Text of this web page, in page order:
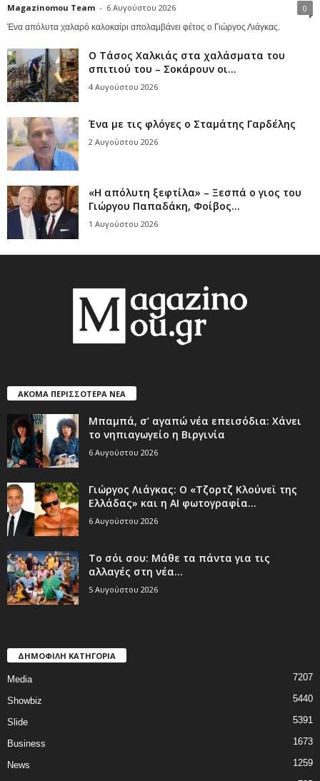
Magazinomou Team - 6 Αυγούστου 2026 0
Ένα απόλυτα χαλαρό καλοκαίρι απολαμβάνει φέτος ο Γιώργος Λιάγκας.
Ο Τάσος Χαλκιάς στα χαλάσματα του
σπιτιού του – Σοκάρουν οι...
4 Αυγούστου 2026
Ένα με τις φλόγες ο Σταμάτης Γαρδέλης
2 Αυγούστου 2026
«Η απόλυτη ξεφτίλα» – Ξεσπά ο γιος του
Γιώργου Παπαδάκη, Φοίβος...
1 Αυγούστου 2026
ΑΚΟΜΑ ΠΕΡΙΣΣΟΤΕΡΑ ΝΕΑ
Μπαμπά, σ’ αγαπώ νέα επεισόδια: Χάνει
το νηπιαγωγείο η Βιργινία
6 Αυγούστου 2026
Γιώργος Λιάγκας: Ο «Τζορτζ Κλούνεϊ της
Ελλάδας» και η AI φωτογραφία...
6 Αυγούστου 2026
Το σόι σου: Μάθε τα πάντα για τις
αλλαγές στη νέα...
5 Αυγούστου 2026
ΔΗΜΟΦΙΛΗ ΚΑΤΗΓΟΡΙΑ
Media 7207
Showbiz 5440
Slide 5391
Business 1673
News
1259